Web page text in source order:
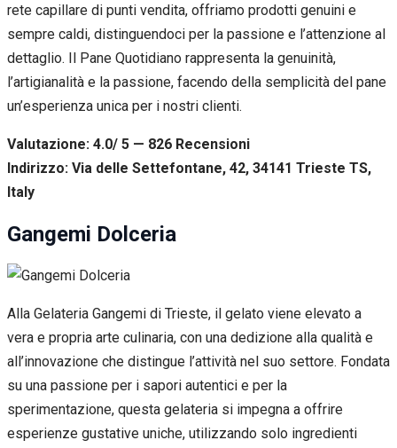
rete capillare di punti vendita, offriamo prodotti genuini e
sempre caldi, distinguendoci per la passione e l’attenzione al
dettaglio. Il Pane Quotidiano rappresenta la genuinità,
l’artigianalità e la passione, facendo della semplicità del pane
un’esperienza unica per i nostri clienti.
Valutazione: 4.0/ 5 — 826 Recensioni
Indirizzo: Via delle Settefontane, 42, 34141 Trieste TS,
Italy
Gangemi Dolceria
Alla Gelateria Gangemi di Trieste, il gelato viene elevato a
vera e propria arte culinaria, con una dedizione alla qualità e
all’innovazione che distingue l’attività nel suo settore. Fondata
su una passione per i sapori autentici e per la
sperimentazione, questa gelateria si impegna a offrire
esperienze gustative uniche, utilizzando solo ingredienti